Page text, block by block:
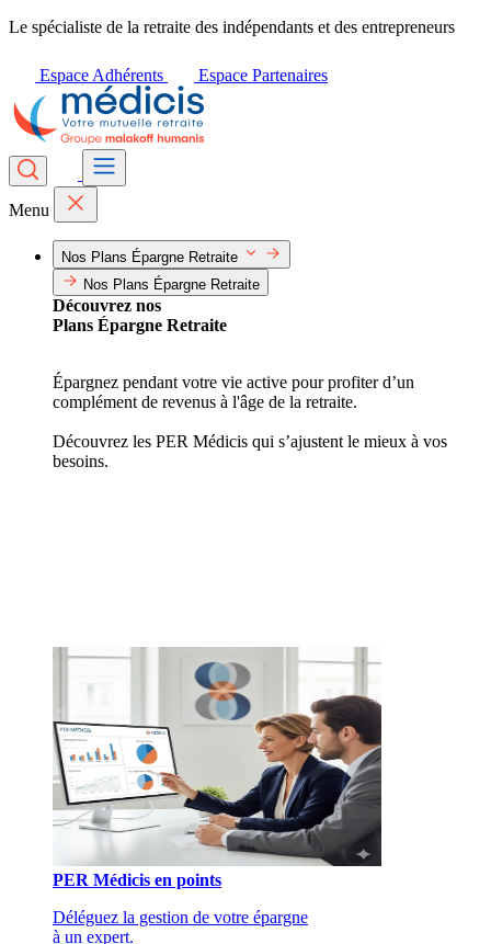
Le spécialiste de la retraite des indépendants et des entrepreneurs
Espace Adhérents Espace Partenaires
Menu
Nos Plans Épargne Retraite
Nos Plans Épargne Retraite
Découvrez nos
Plans Épargne Retraite
Épargnez pendant votre vie active pour profiter d’un
complément de revenus à l'âge de la retraite.
Découvrez les PER Médicis qui s’ajustent le mieux à vos
besoins.
PER Médicis en points
Déléguez la gestion de votre épargne
à un expert.